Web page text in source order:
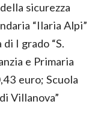
sicurezza
“Ilaria Alpi”
I grado “S.
e Primaria
euro; Scuola
Villanova”